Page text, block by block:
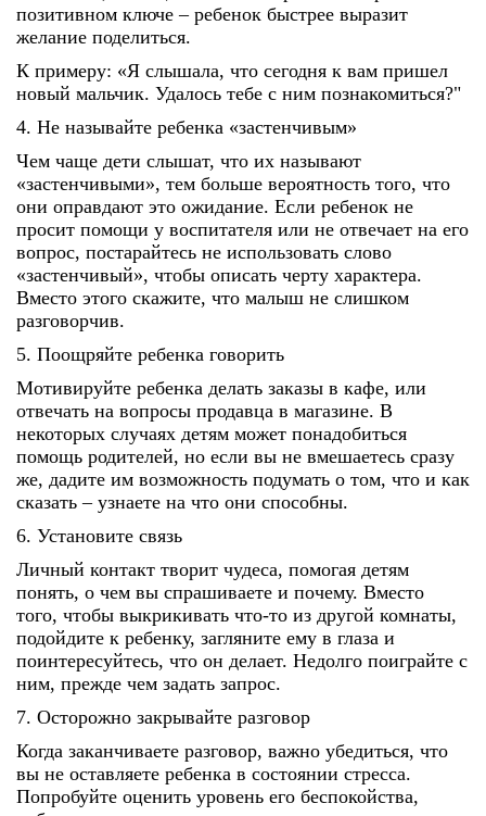
позитивном ключе – ребенок быстрее выразит
желание поделиться.
К примеру: «Я слышала, что сегодня к вам пришел
новый мальчик. Удалось тебе с ним познакомиться?"
4. Не называйте ребенка «застенчивым»
Чем чаще дети слышат, что их называют
«застенчивыми», тем больше вероятность того, что
они оправдают это ожидание. Если ребенок не
просит помощи у воспитателя или не отвечает на его
вопрос, постарайтесь не использовать слово
«застенчивый», чтобы описать черту характера.
Вместо этого скажите, что малыш не слишком
разговорчив.
5. Поощряйте ребенка говорить
Мотивируйте ребенка делать заказы в кафе, или
отвечать на вопросы продавца в магазине. В
некоторых случаях детям может понадобиться
помощь родителей, но если вы не вмешаетесь сразу
же, дадите им возможность подумать о том, что и как
сказать – узнаете на что они способны.
6. Установите связь
Личный контакт творит чудеса, помогая детям
понять, о чем вы спрашиваете и почему. Вместо
того, чтобы выкрикивать что-то из другой комнаты,
подойдите к ребенку, загляните ему в глаза и
поинтересуйтесь, что он делает. Недолго поиграйте с
ним, прежде чем задать запрос.
7. Осторожно закрывайте разговор
Когда заканчиваете разговор, важно убедиться, что
вы не оставляете ребенка в состоянии стресса.
Попробуйте оценить уровень его беспокойства,